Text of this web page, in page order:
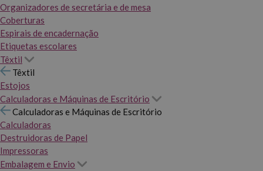
Organizadores de secretária e de mesa
Coberturas
Espirais de encadernação
Etiquetas escolares
Têxtil
Têxtil
Estojos
Calculadoras e Máquinas de Escritório
Calculadoras e Máquinas de Escritório
Calculadoras
Destruidoras de Papel
Impressoras
Embalagem e Envio